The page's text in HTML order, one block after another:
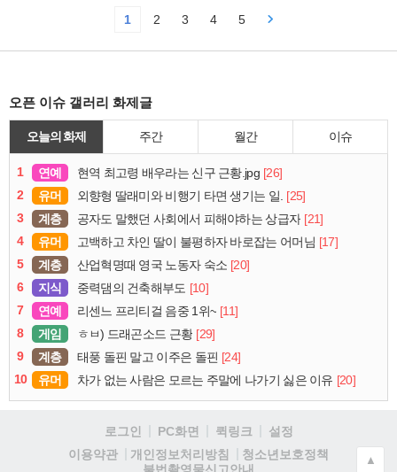
1 2 3 4 5
오픈 이슈 갤러리 화제글
오늘의 화제 주간 월간 이슈
1 연예 현역 최고령 배우라는 신구 근황.jpg [26]
2
유머 외향형 딸래미와 비행기 타면 생기는 일. [25]
3
계층 공자도 말했던 사회에서 피해야하는 상급자 [21]
4
유머 고백하고 차인 딸이 불평하자 바로잡는 어머님 [17]
5
계층 산업혁명때 영국 노동자 숙소 [20]
6
지식 중력댐의 건축해부도 [10]
7
연예 리센느 프리티걸 음중 1위~ [11]
8
게임 ㅎㅂ) 드래곤소드 근황 [29]
9
계층 태풍 돌핀 말고 이주은 돌핀 [24]
10
유머 차가 없는 사람은 모르는 주말에 나가기 싫은 이유 [20]
로그인 PC화면 퀵링크
설정
이용약관
개인정보처리방침
청소년보호정책
▲